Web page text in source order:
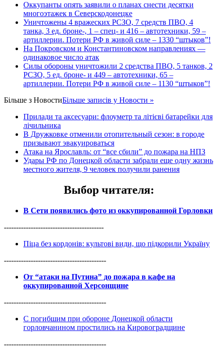
Оккупанты опять заявили о планах снести десятки
многоэтажек в Северскодонецке
Уничтожены 4 вражеских РСЗО, 7 средств ПВО, 4
танка, 3 ед. броне-, 1 – спец- и 416 – автотехники, 59 –
артиллерии. Потери РФ в живой силе – 1330 “штыков”!
На Покровском и Константиновском направлениях —
одинаковое число атак
Силы обороны уничтожили 2 средства ПВО, 5 танков, 2
РСЗО, 5 ед. броне- и 449 – автотехники, 65 –
артиллерии. Потери РФ в живой силе – 1130 “штыков”!
Більше з НовостиБільше записів у Новости »
Прилади та аксесуари: флоуметр та літієві батарейки для
лічильника
В Дружковке отменили отопительный сезон: в городе
призывают эвакуироваться
Атака на Ярославль: от “все сбили” до пожара на НПЗ
Удары РФ по Донецкой области забрали еще одну жизнь
местного жителя, 9 человек получили ранения
Выбор читателя:
В Сети появились фото из оккупированной Горловки
-----------------------------------------
Піца без кордонів: культові види, що підкорили Україну
------------------------------------------
От “атаки на Путина” до пожара в кафе на
оккупированной Херсонщине
------------------------------------------
С погибшим при обороне Донецкой области
горловчанином простились на Кировоградщине
------------------------------------------